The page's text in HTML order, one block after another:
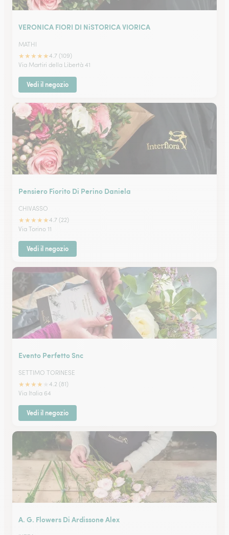
VERONICA FIORI DI NiSTORICA VIORICA
MATHI
★★★★★4.7 (109)
Via Martiri della Libertà 41
Vedi il negozio
Pensiero Fiorito Di Perino Daniela
CHIVASSO
★★★★★4.7 (22)
Via Torino 11
Vedi il negozio
Evento Perfetto Snc
SETTIMO TORINESE
★★★★
4.2 (81)
Via Italia 64
Vedi il negozio
A. G. Flowers Di Ardissone Alex